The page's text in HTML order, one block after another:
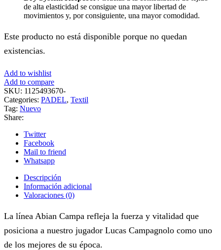
de alta elasticidad se consigue una mayor libertad de
movimientos y, por consiguiente, una mayor comodidad.
Este producto no está disponible porque no quedan
existencias.
Add to wishlist
Add to compare
SKU: 1125493670-
Categories: PADEL, Textil
Tag: Nuevo
Share:
Twitter
Facebook
Mail to friend
Whatsapp
Descripción
Información adicional
Valoraciones (0)
La línea Abian Campa refleja la fuerza y vitalidad que
posiciona a nuestro jugador Lucas Campagnolo como uno
de los mejores de su época.